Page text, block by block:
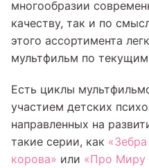
многообразии
качеству, так и по
этого ассортимента
мультфильм по
Есть циклы
участием детских
направленных на
такие серии, как
корова» или «Про Миру